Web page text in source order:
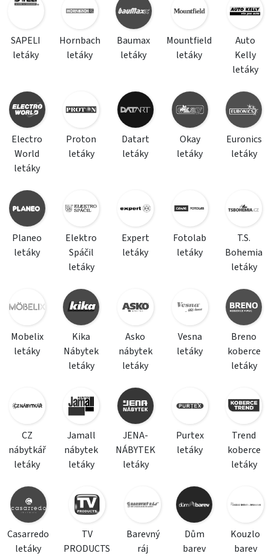
SAPELI
letáky
Hornbach
letáky
Baumax
letáky
Mountfield
letáky
Auto
Kelly
letáky
Electro
World
letáky
Proton
letáky
Datart
letáky
Okay
letáky
Euronics
letáky
Planeo
letáky
Elektro
Spáčil
letáky
Expert
letáky
Fotolab
letáky
T.S.
Bohemia
letáky
Mobelix
letáky
Kika
Nábytek
letáky
Asko
nábytek
letáky
Vesna
letáky
Breno
koberce
letáky
CZ
nábytkář
letáky
Jamall
nábytek
letáky
JENA-
NÁBYTEK
letáky
Purtex
letáky
Trend
koberce
letáky
Casarredo
letáky
TV
PRODUCTS
Barevný
ráj
Dům
barev
Kouzlo
barev